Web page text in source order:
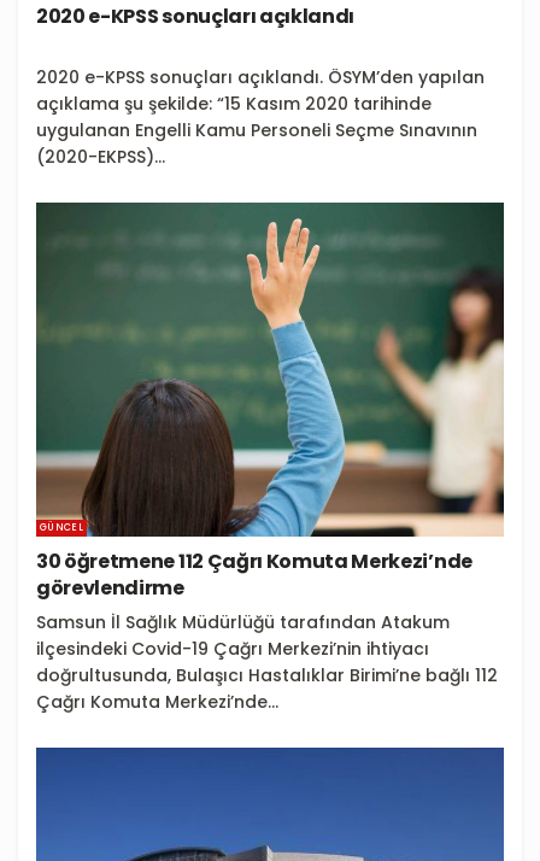
2020 e-KPSS sonuçları açıklandı
2020 e-KPSS sonuçları açıklandı. ÖSYM’den yapılan
açıklama şu şekilde: “15 Kasım 2020 tarihinde
uygulanan Engelli Kamu Personeli Seçme Sınavının
(2020-EKPSS)...
GÜNCEL
30 öğretmene 112 Çağrı Komuta Merkezi’nde
görevlendirme
Samsun İl Sağlık Müdürlüğü tarafından Atakum
ilçesindeki Covid-19 Çağrı Merkezi’nin ihtiyacı
doğrultusunda, Bulaşıcı Hastalıklar Birimi’ne bağlı 112
Çağrı Komuta Merkezi’nde...